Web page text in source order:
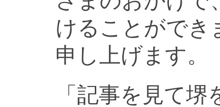
けることができ
申し上げます。
「記事を見て